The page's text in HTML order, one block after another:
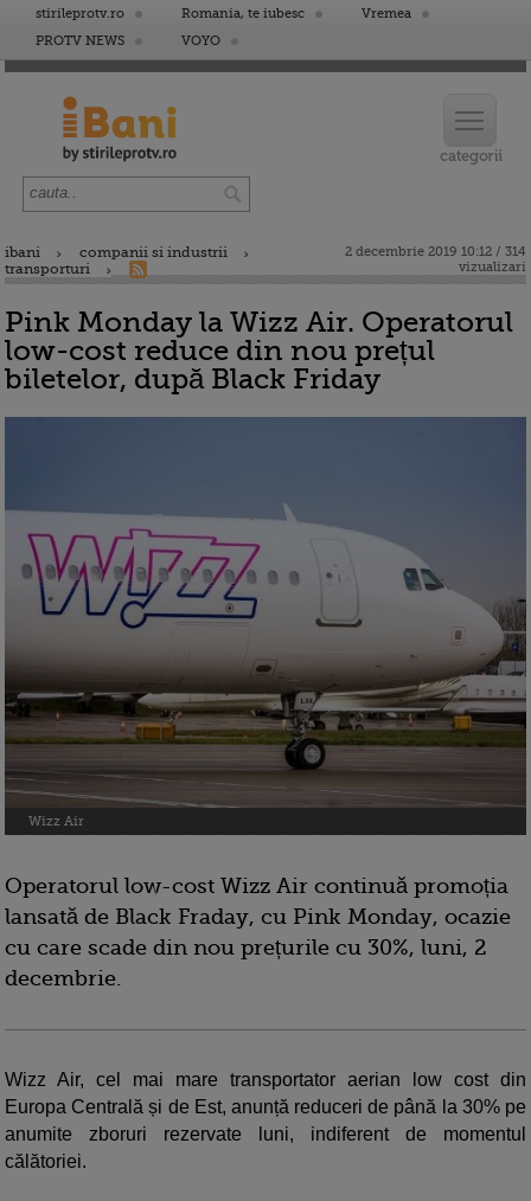
stirileprotv.ro Romania, te iubesc
Vremea
PROTV NEWS
VOYO
ibani
companii si industrii
transporturi
2 decembrie 2019 10:12 / 314
vizualizari
Pink Monday la Wizz Air. Operatorul
low-cost reduce din nou prețul
biletelor, după Black Friday
Wizz Air
Operatorul low-cost Wizz Air continuă promoția
lansată de Black Fraday, cu Pink Monday, ocazie
cu care scade din nou prețurile cu 30%, luni, 2
decembrie.
Wizz Air, cel mai mare transportator aerian low cost din
Europa Centrală și de Est, anunță reduceri de până la 30% pe
anumite zboruri rezervate luni, indiferent de momentul
călătoriei.